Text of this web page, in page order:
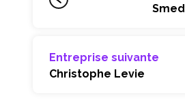
Entreprise suivante
Christophe Levie